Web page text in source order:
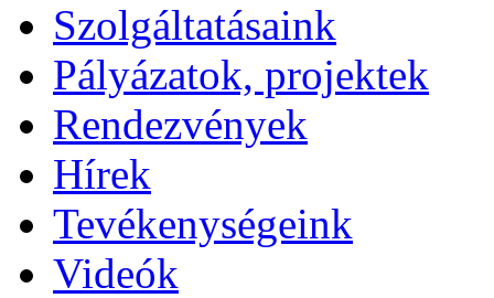
Szolgáltatásaink
Pályázatok, projektek
Rendezvények
Hírek
Tevékenységeink
Videók